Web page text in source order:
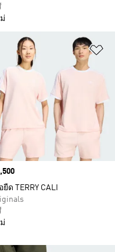
ยังรายการสินค้าโปรด
ยืด TERRY CALI